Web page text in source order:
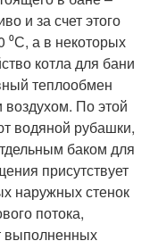
и за счет этого
⁰С, а в некоторых
котла для бани
теплообмен
По этой
водяной рубашки,
баком для
присутствует
наружных стенок
потока,
выполненных